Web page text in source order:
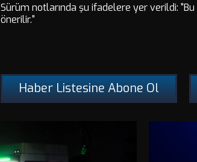
Sürüm notlarında şu ifadelere yer verildi:
önerilir."
Haber Listesine Abone Ol